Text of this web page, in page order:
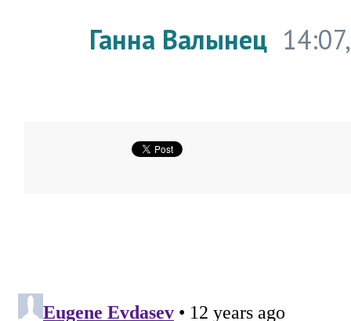
Ганна Валынец